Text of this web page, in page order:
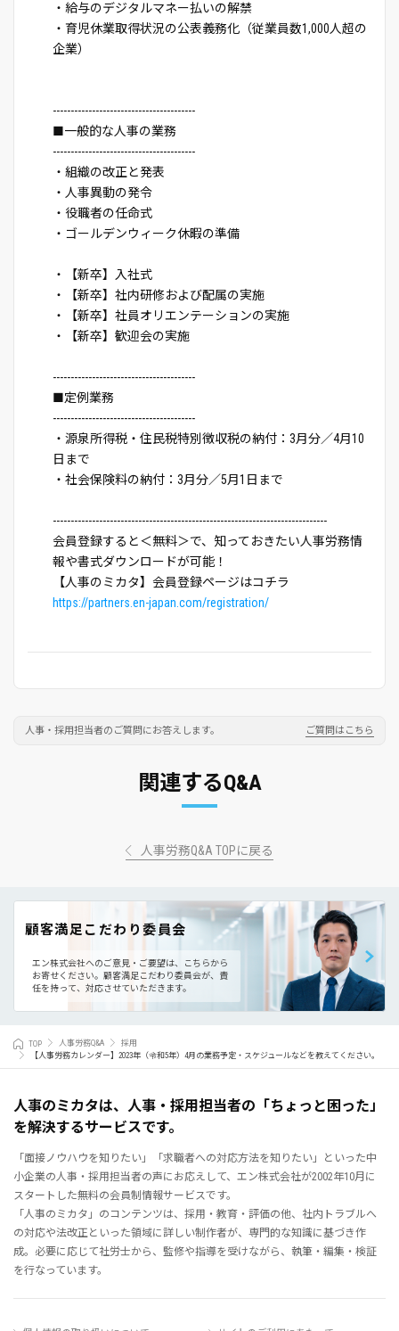
・給与のデジタルマネー払いの解禁
・育児休業取得状況の公表義務化（従業員数1,000人超の
企業）
----------------------------------------
■一般的な人事の業務
----------------------------------------
・組織の改正と発表
・人事異動の発令
・役職者の任命式
・ゴールデンウィーク休暇の準備
・【新卒】入社式
・【新卒】社内研修および配属の実施
・【新卒】社員オリエンテーションの実施
・【新卒】歓迎会の実施
----------------------------------------
■定例業務
----------------------------------------
・源泉所得税・住民税特別徴収税の納付：3月分／4月10
日まで
・社会保険料の納付：3月分／5月1日まで
-----------------------------------------------------------------------------
会員登録すると＜無料＞で、知っておきたい人事労務情
報や書式ダウンロードが可能！
【人事のミカタ】会員登録ページはコチラ
https://partners.en-japan.com/registration/
人事・採用担当者のご質問にお答えします。 ご質問はこちら
関連するQ&A
人事労務Q&A TOPに戻る
顧客満足こだわり委員会
エン株式会社へのご意見・ご要望は、こちらから
お寄せください。 顧客満足こだわり委員会が、責
任を持って、対応させていただきます。
TOP 人事労務Q&A
採用
【人事労務カレンダー】2023年（令和5年）4月の業務予定・スケジュールなどを教えてください。
人事のミカタは、人事・採用担当者の「ちょっと困った」
を解決するサービスです。
「面接ノウハウを知りたい」「求職者への対応方法を知りたい」といった中
小企業の人事・採用担当者の声にお応えして、エン株式会社が2002年10月に
スタートした無料の会員制情報サービスです。
「人事のミカタ」のコンテンツは、採用・教育・評価の他、社内トラブルへ
の対応や法改正といった領域に詳しい制作者が、専門的な知識に基づき作
成。必要に応じて社労士から、監修や指導を受けながら、執筆・編集・検証
を行なっています。